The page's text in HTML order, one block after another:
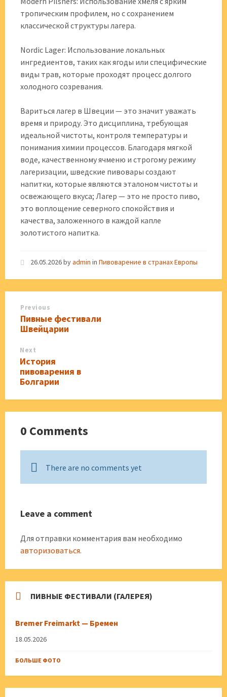
тропическим профилем, но с сохранением
классической структуры лагера.
Nordic Lager: Использование локальных
ингредиентов, таких как ягоды или специфические
виды трав, которые проходят процесс долгого
холодного созревания.
Вариться лагер в Швеции — это значит уважать
время и природу. Это дисциплина, требующая
идеальной чистоты, контроля температуры и
понимания химии процессов. Благодаря мягкой
воде, качественному ячменю и строгому режиму
лагеризации, шведские пивовары создают
напитки, которые являются эталоном чистоты и
освежающего вкуса; Лагер — это не просто пиво,
это воплощение северного спокойствия и
качества, заложенного в каждой капле
золотистого напитка.
26.05.2026byadmin in Пивоварение в странах Европы
Previous
Пивные фестивали
Швейцарии
Next
История
пивоварения в
Болгарии
0 Comments
There are no comments yet
Leave a comment
Для отправки комментария вам необходимо
авторизоваться.
ПИВНЫЕ ФЕСТИВАЛИ (ГАЛЕРЕЯ)
Bremer Freimarkt — Бремен
18.05.2026
БОЛЬШЕ ФОТО